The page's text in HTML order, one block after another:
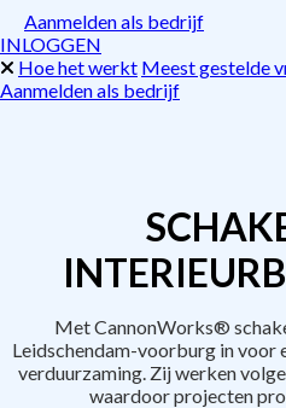
Aanmelden als bedrijf
INLOGGEN
Hoe het werkt Meest gestelde
Aanmelden als bedrijf
Met CannonWorks®
Leidschendam-voorburg in voor
verduurzaming. Zij werken
waardoor projecten